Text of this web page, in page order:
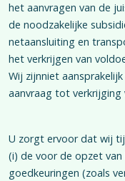
het aanvragen van de
de noodzakelijke
netaansluiting en
het verkrijgen van
Wij zijnniet
aanvraag tot verkrijging
U zorgt ervoor dat wij
(i) de voor de opzet
goedkeuringen (zoals